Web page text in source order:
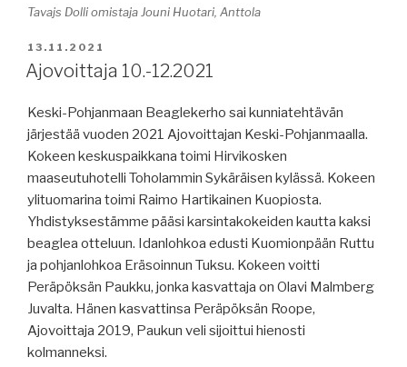
Tavajs Dolli omistaja Jouni Huotari, Anttola
JULKAISTU
13.11.2021
Ajovoittaja 10.-12.2021
Keski-Pohjanmaan Beaglekerho sai kunniatehtävän
järjestää vuoden 2021 Ajovoittajan Keski-Pohjanmaalla.
Kokeen keskuspaikkana toimi Hirvikosken
maaseutuhotelli Toholammin Sykäräisen kylässä. Kokeen
ylituomarina toimi Raimo Hartikainen Kuopiosta.
Yhdistyksestämme pääsi karsintakokeiden kautta kaksi
beaglea otteluun. Idanlohkoa edusti Kuomionpään Ruttu
ja pohjanlohkoa Eräsoinnun Tuksu. Kokeen voitti
Peräpöksän Paukku, jonka kasvattaja on Olavi Malmberg
Juvalta. Hänen kasvattinsa Peräpöksän Roope,
Ajovoittaja 2019, Paukun veli sijoittui hienosti
kolmanneksi.